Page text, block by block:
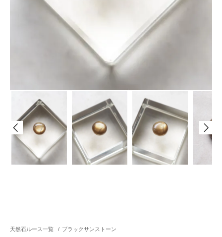
天然石ルース一覧 / ブラックサンストーン